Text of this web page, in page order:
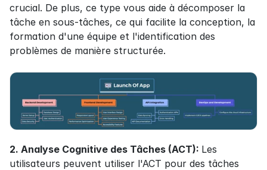
crucial. De plus, ce type vous aide à décomposer la
tâche en sous-tâches, ce qui facilite la conception, la
formation d'une équipe et l'identification des
problèmes de manière structurée.
2. Analyse Cognitive des Tâches (ACT): Les
utilisateurs peuvent utiliser l'ACT pour des tâches